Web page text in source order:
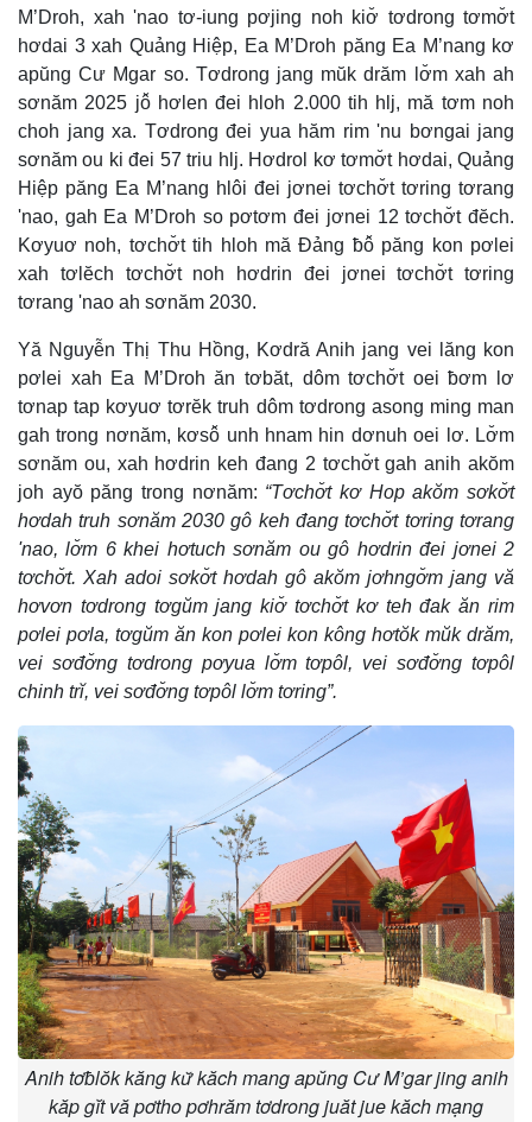
M’Droh, xah 'nao tơ-iung pơjing noh kiơ̆ tơdrong tơmơ̆t
hơdai 3 xah Quảng Hiệp, Ea M’Droh păng Ea M’nang kơ
apŭng Cư Mgar so. Tơdrong jang mŭk drăm lơ̆m xah ah
sơnăm 2025 jô̆ hơlen đei hloh 2.000 tih hlj, mă tơm noh
choh jang xa. Tơdrong đei yua hăm rim 'nu bơngai jang
sơnăm ou ki đei 57 triu hlj. Hơdrol kơ tơmơ̆t hơdai, Quảng
Hiệp păng Ea M’nang hlôi đei jơnei tơchơ̆t tơring tơrang
'nao, gah Ea M’Droh so pơtơm đei jơnei 12 tơchơ̆t đĕch.
Kơyuơ noh, tơchơ̆t tih hloh mă Đảng ƀô̆ păng kon pơlei
xah tơlĕch tơchơ̆t noh hơdrin đei jơnei tơchơ̆t tơring
tơrang 'nao ah sơnăm 2030.
Yă Nguyễn Thị Thu Hồng, Kơdră Anih jang vei lăng kon
pơlei xah Ea M’Droh ăn tơbăt, dôm tơchơ̆t oei ƀơm lơ
tơnap tap kơyuơ tơrĕk truh dôm tơdrong asong ming man
gah trong nơnăm, kơsô̆ unh hnam hin dơnuh oei lơ. Lơ̆m
sơnăm ou, xah hơdrin keh đang 2 tơchơ̆t gah anih akŏm
joh ayŏ păng trong nơnăm: “Tơchơ̆t kơ Hop akŏm sơkơ̆t
hơdah truh sơnăm 2030 gô keh đang tơchơ̆t tơring tơrang
'nao, lơ̆m 6 khei hơtuch sơnăm ou gô hơdrin đei jơnei 2
tơchơ̆t. Xah adoi sơkơ̆t hơdah gô akŏm jơhngơ̆m jang vă
hơvơn tơdrong tơgŭm jang kiơ̆ tơchơ̆t kơ teh đak ăn rim
pơlei pơla, tơgŭm ăn kon pơlei kon kông hơtŏk mŭk drăm,
vei sơđơ̆ng tơdrong pơyua lơ̆m tơpôl, vei sơđơ̆ng tơpôl
chinh trĭ, vei sơđơ̆ng tơpôl lơ̆m tơring”.
Anih tơƀlŏk kăng kư̆ kăch mang apŭng Cư M’gar jing anih
kăp gĭt vă pơtho pơhrăm tơdrong juăt jue kăch mạng